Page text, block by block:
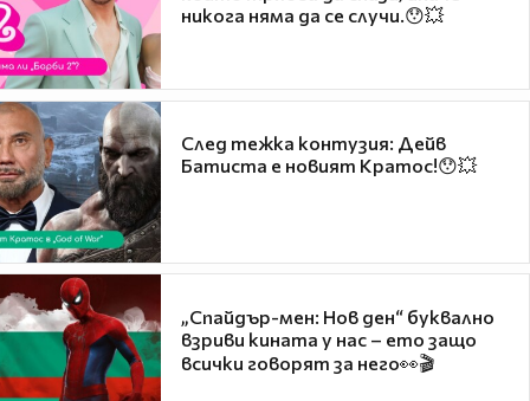
никога няма да се случи.😯💥
След тежка контузия: Дейв
Батиста е новият Кратос!😯💥
„Спайдър-мен: Нов ден“ буквално
взриви кината у нас – ето защо
всички говорят за него👀🎬